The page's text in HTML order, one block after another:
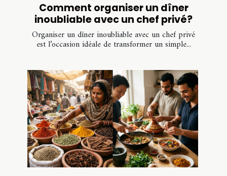
Comment organiser un dîner
inoubliable avec un chef privé?
Organiser un dîner inoubliable avec un chef privé
est l’occasion idéale de transformer un simple...